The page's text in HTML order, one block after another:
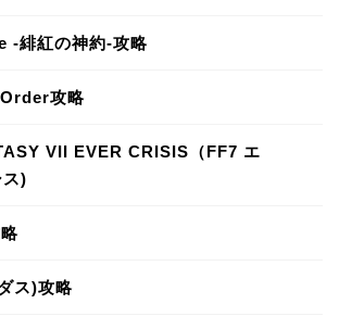
-緋紅の神約-攻略
攻略
VII EVER CRISIS（FF7 エ
)
ス)攻略